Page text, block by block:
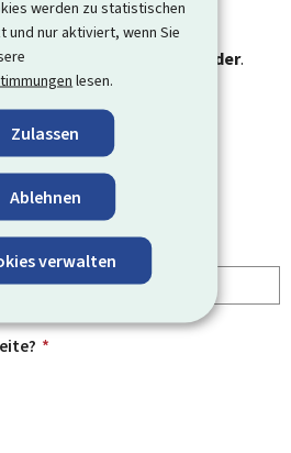
werden zu statistischen
und nur aktiviert, wenn Sie
lesen.
Zulassen
Ablehnen
verwalten
Felder (
Pflichtfelder.
Sie gesucht haben?
*